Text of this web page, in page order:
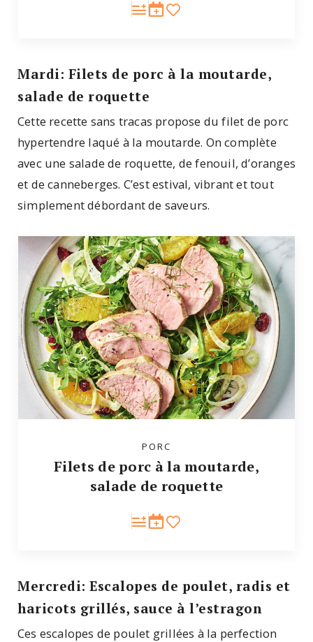
Mardi: Filets de porc à la moutarde,
salade de roquette
Cette recette sans tracas propose du filet de porc
hypertendre laqué à la moutarde. On complète
avec une salade de roquette, de fenouil, d’oranges
et de canneberges. C’est estival, vibrant et tout
simplement débordant de saveurs.
PORC
Filets de porc à la moutarde,
salade de roquette
Mercredi: Escalopes de poulet, radis et
haricots grillés, sauce à l’estragon
Ces escalopes de poulet grillées à la perfection